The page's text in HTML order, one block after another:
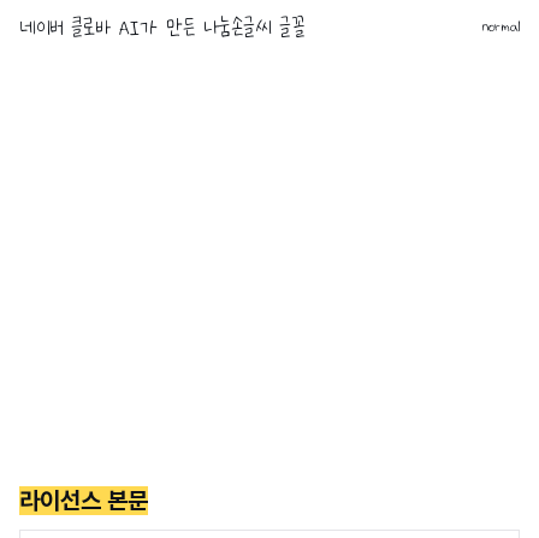
normal
라이선스 본문